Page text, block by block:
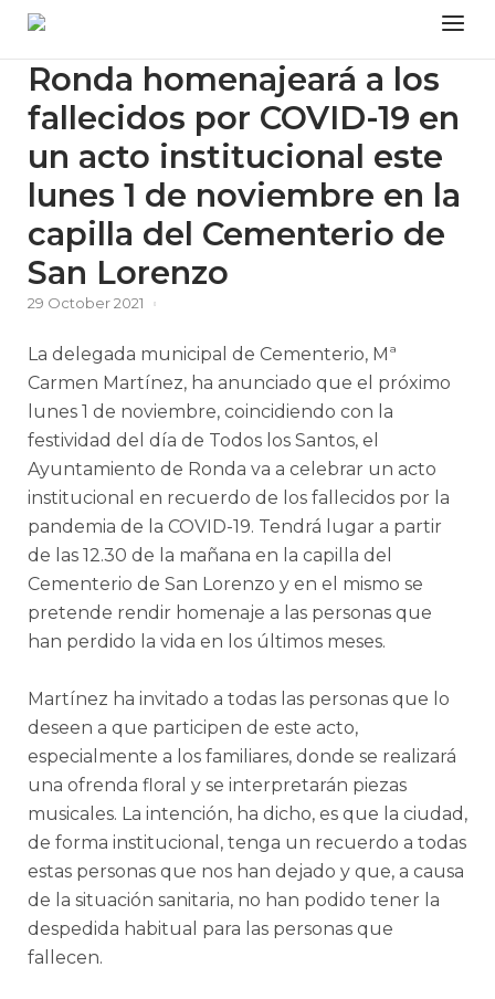
Skip
content
Menu
Ronda homenajeará a los
fallecidos por COVID-19 en
un acto institucional este
lunes 1 de noviembre en la
capilla del Cementerio de
San Lorenzo
29 October 2021
La delegada municipal de Cementerio, Mª
Carmen Martínez, ha anunciado que el próximo
lunes 1 de noviembre, coincidiendo con la
festividad del día de Todos los Santos, el
Ayuntamiento de Ronda va a celebrar un acto
institucional en recuerdo de los fallecidos por la
pandemia de la COVID-19. Tendrá lugar a partir
de las 12.30 de la mañana en la capilla del
Cementerio de San Lorenzo y en el mismo se
pretende rendir homenaje a las personas que
han perdido la vida en los últimos meses.
Martínez ha invitado a todas las personas que lo
deseen a que participen de este acto,
especialmente a los familiares, donde se realizará
una ofrenda floral y se interpretarán piezas
musicales. La intención, ha dicho, es que la ciudad,
de forma institucional, tenga un recuerdo a todas
estas personas que nos han dejado y que, a causa
de la situación sanitaria, no han podido tener la
despedida habitual para las personas que
fallecen.